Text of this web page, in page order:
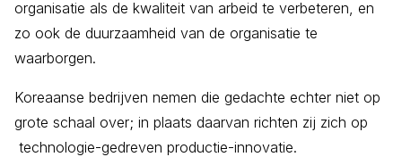
organisatie als de kwaliteit van arbeid te verbeteren, en
zo ook de duurzaamheid van de organisatie te
waarborgen.
Koreaanse bedrijven nemen die gedachte echter niet op
grote schaal over; in plaats daarvan richten zij zich op
technologie-gedreven productie-innovatie.